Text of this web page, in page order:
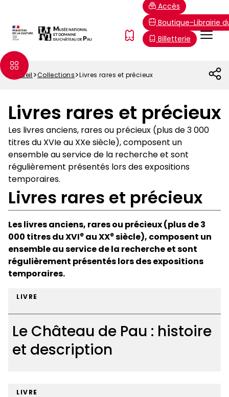
contenu
principal
Menu
FR
Accès
Boutique-Librairie
Billetterie
Fil
Accueil Collections Livres rares et précieux
Livres rares et précieux
Les livres anciens, rares ou précieux (plus de 3 000
titres du XVIe au XXe siècle), composent un
ensemble au service de la recherche et sont
régulièrement présentés lors des expositions
temporaires.
Livres rares et précieux
Les livres anciens, rares ou précieux (plus de 3
000 titres du XVIe au XXesiècle), composent un
ensemble au service de la recherche et sont
régulièrement présentés lors des expositions
temporaires.
LIVRE
Le Château de Pau : histoire
et description
Château
LIVRE